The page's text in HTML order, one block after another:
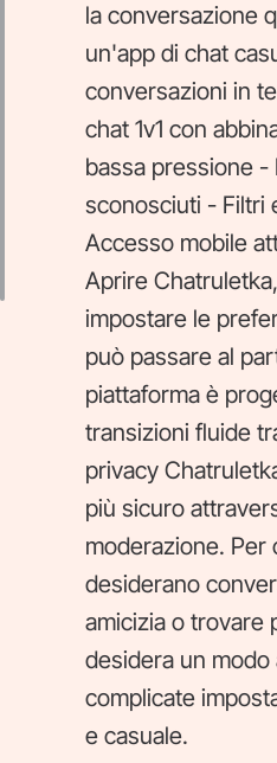
la conversazione
un'app di chat
conversazioni in
chat 1v1 con
bassa pressione
sconosciuti - Filtri
Accesso mobile
Aprire
impostare le
può passare al
piattaforma è
transizioni fluide
privacy
più sicuro
moderazione. Per
desiderano
amicizia o trovare
desidera un
complicate
e casuale.